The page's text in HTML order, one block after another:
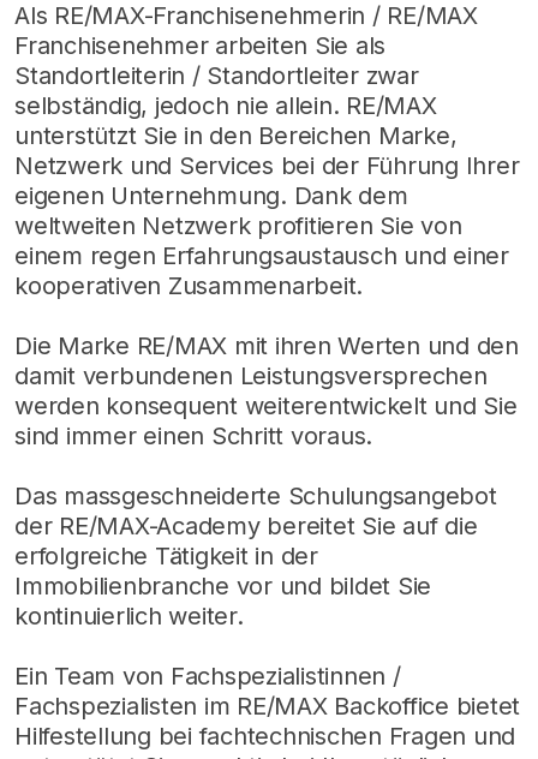
Als RE/MAX-Franchisenehmerin / RE/MAX
Franchisenehmer arbeiten Sie als
Standortleiterin / Standortleiter zwar
selbständig, jedoch nie allein. RE/MAX
unterstützt Sie in den Bereichen Marke,
Netzwerk und Services bei der Führung Ihrer
eigenen Unternehmung. Dank dem
weltweiten Netzwerk profitieren Sie von
einem regen Erfahrungsaustausch und einer
kooperativen Zusammenarbeit.
Die Marke RE/MAX mit ihren Werten und den
damit verbundenen Leistungsversprechen
werden konsequent weiterentwickelt und Sie
sind immer einen Schritt voraus.
Das massgeschneiderte Schulungsangebot
der RE/MAX-Academy bereitet Sie auf die
erfolgreiche Tätigkeit in der
Immobilienbranche vor und bildet Sie
kontinuierlich weiter.
Ein Team von Fachspezialistinnen /
Fachspezialisten im RE/MAX Backoffice bietet
Hilfestellung bei fachtechnischen Fragen und